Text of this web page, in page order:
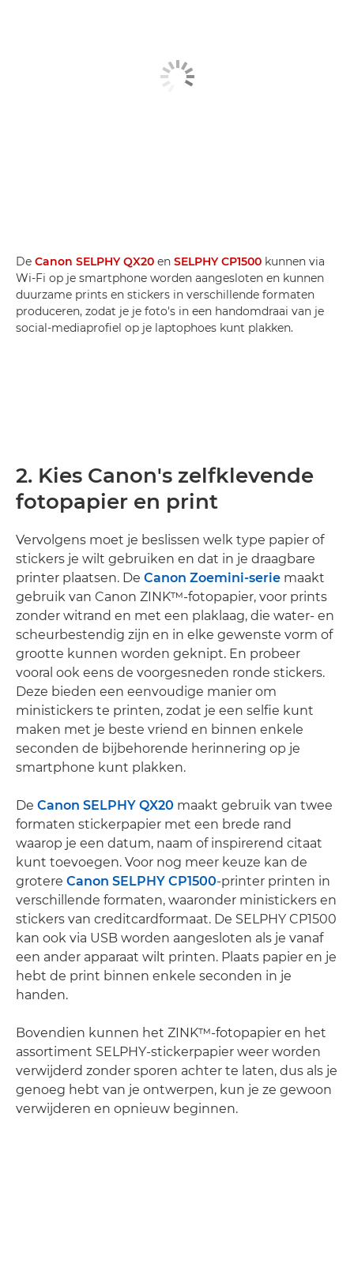
De Canon SELPHY QX20 en SELPHY CP1500 kunnen via
Wi-Fi op je smartphone worden aangesloten en kunnen
duurzame prints en stickers in verschillende formaten
produceren, zodat je je foto's in een handomdraai van je
social-mediaprofiel op je laptophoes kunt plakken.
2. Kies Canon's zelfklevende
fotopapier en print
Vervolgens moet je beslissen welk type papier of
stickers je wilt gebruiken en dat in je draagbare
printer plaatsen. De Canon Zoemini-serie maakt
gebruik van Canon ZINK™-fotopapier, voor prints
zonder witrand en met een plaklaag, die water- en
scheurbestendig zijn en in elke gewenste vorm of
grootte kunnen worden geknipt. En probeer
vooral ook eens de voorgesneden ronde stickers.
Deze bieden een eenvoudige manier om
ministickers te printen, zodat je een selfie kunt
maken met je beste vriend en binnen enkele
seconden de bijbehorende herinnering op je
smartphone kunt plakken.
De Canon SELPHY QX20 maakt gebruik van twee
formaten stickerpapier met een brede rand
waarop je een datum, naam of inspirerend citaat
kunt toevoegen. Voor nog meer keuze kan de
grotere Canon SELPHY CP1500-printer printen in
verschillende formaten, waaronder ministickers en
stickers van creditcardformaat. De SELPHY CP1500
kan ook via USB worden aangesloten als je vanaf
een ander apparaat wilt printen. Plaats papier en je
hebt de print binnen enkele seconden in je
handen.
Bovendien kunnen het ZINK™-fotopapier en het
assortiment SELPHY-stickerpapier weer worden
verwijderd zonder sporen achter te laten, dus als je
genoeg hebt van je ontwerpen, kun je ze gewoon
verwijderen en opnieuw beginnen.